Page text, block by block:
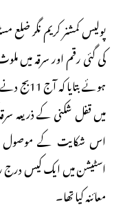
پولیس کمشنر کریم نگر ضلع
کی گئی رقم اور سرقہ میں
ہوئے
میں قفل شکنی کے ذریعہ
اس شکایت کے موصول
اسٹیشن میں ایک کیس
معائنہ کیا تھا۔